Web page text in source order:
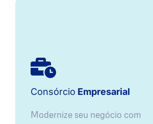
Consórcio Empresarial
Modernize seu negócio com